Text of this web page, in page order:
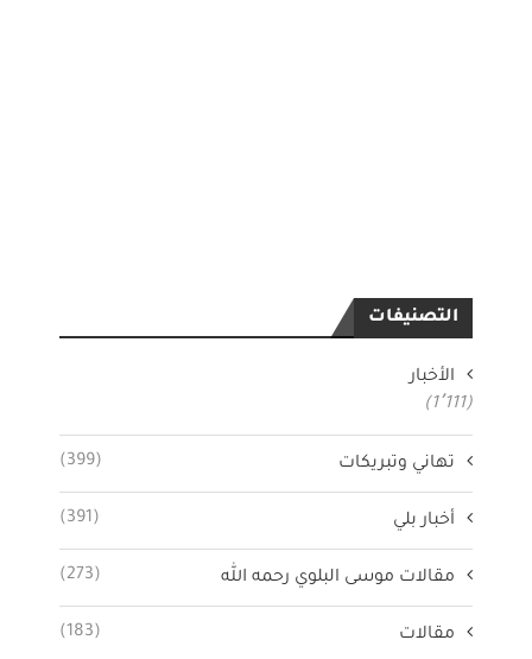
التصنيفات
الأخبار
(1٬111)
تهاني وتبريكات (399)
أخبار بلي (391)
مقالات موسى البلوي رحمه الله (273)
مقالات (183)